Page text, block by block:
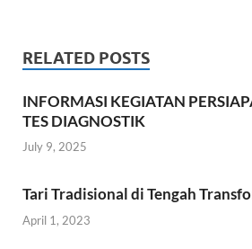
RELATED POSTS
INFORMASI KEGIATAN
TES DIAGNOSTIK
July 9, 2025
Tari Tradisional di Tengah
April 1, 2023